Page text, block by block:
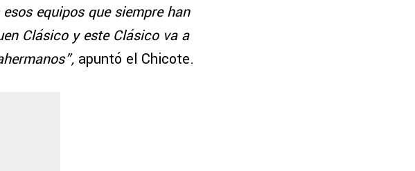
equipos que siempre han
Clásico y este Clásico va a
apuntó el Chicote.